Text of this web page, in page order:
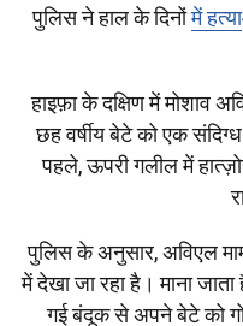
पुलिस ने हाल के दिनोंमें हत्या
हाइफ़ा के दक्षिण में मोशाव
छह वर्षीय बेटे को एक
पहले, ऊपरी गलील में
पुलिस के अनुसार, अविएल
में देखा जा रहा है। माना
गई बंदूक से अपने बेटे को